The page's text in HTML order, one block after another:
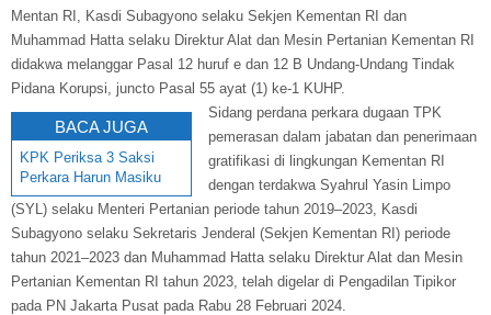
Mentan RI, Kasdi Subagyono selaku Sekjen Kementan RI dan
Muhammad Hatta selaku Direktur Alat dan Mesin Pertanian Kementan RI
didakwa melanggar Pasal 12 huruf e dan 12 B Undang-Undang Tindak
Pidana Korupsi, juncto Pasal 55 ayat (1) ke-1 KUHP.
BACA JUGA
KPK Periksa 3 Saksi
Perkara Harun Masiku
Sidang perdana perkara dugaan TPK
pemerasan dalam jabatan dan penerimaan
gratifikasi di lingkungan Kementan RI
dengan terdakwa Syahrul Yasin Limpo
(SYL) selaku Menteri Pertanian periode tahun 2019–2023, Kasdi
Subagyono selaku Sekretaris Jenderal (Sekjen Kementan RI) periode
tahun 2021–2023 dan Muhammad Hatta selaku Direktur Alat dan Mesin
Pertanian Kementan RI tahun 2023, telah digelar di Pengadilan Tipikor
pada PN Jakarta Pusat pada Rabu 28 Februari 2024.